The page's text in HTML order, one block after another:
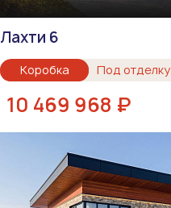
Лахти 6
Коробка Под отделку
10 469 968 ₽